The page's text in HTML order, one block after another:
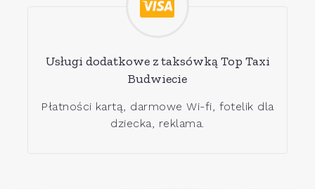
Usługi dodatkowe z taksówką Top Taxi
Budwiecie
Płatności kartą, darmowe Wi-fi, fotelik dla
dziecka, reklama.